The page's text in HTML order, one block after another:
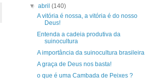
▼abril(140)
A vitória é nossa, a vitória é do nosso
Deus!
Entenda a cadeia produtiva da
suinocultura
A importância da suinocultura brasileira
A graça de Deus nos basta!
o que é uma Cambada de Peixes ?